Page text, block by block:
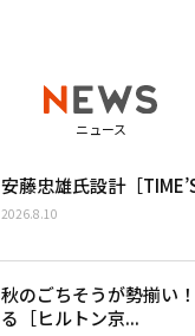
ニュース
安藤忠雄氏設計［
2026.8.10
秋のごちそうが勢揃い
る［ヒルトン京...